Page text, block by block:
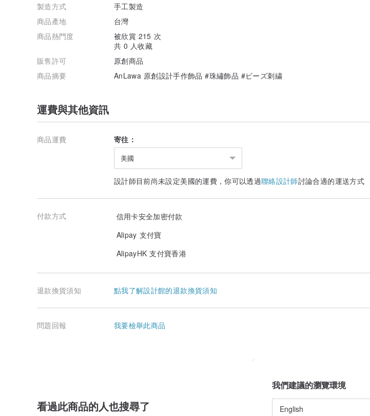
製造方式
手工製造
商品產地
台灣
商品熱門度
被欣賞 215 次
共 0 人收藏
販售許可
原創商品
商品摘要
AnLawa 原創設計手作飾品 #珠繡飾品 #ビーズ刺繍
運費與其他資訊
商品運費 寄往：
美國
設計師目前尚未設定美國的運費，你可以透過聯絡設計師討論合適的運送方式
付款方式
信用卡安全加密付款
Alipay 支付寶
AlipayHK 支付寶香港
退款換貨須知 點我了解設計館的退款換貨須知
問題回報 我要檢舉此商品
看過此商品的人也搜尋了
我們建議的瀏覽環境